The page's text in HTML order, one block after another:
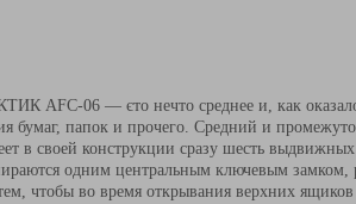
AFC-06 — єто нечто среднее и, как
бумаг, папок и прочего. Средний и
в своей конструкции сразу шесть
одним центральным ключевым
чтобы во время открывания верхних